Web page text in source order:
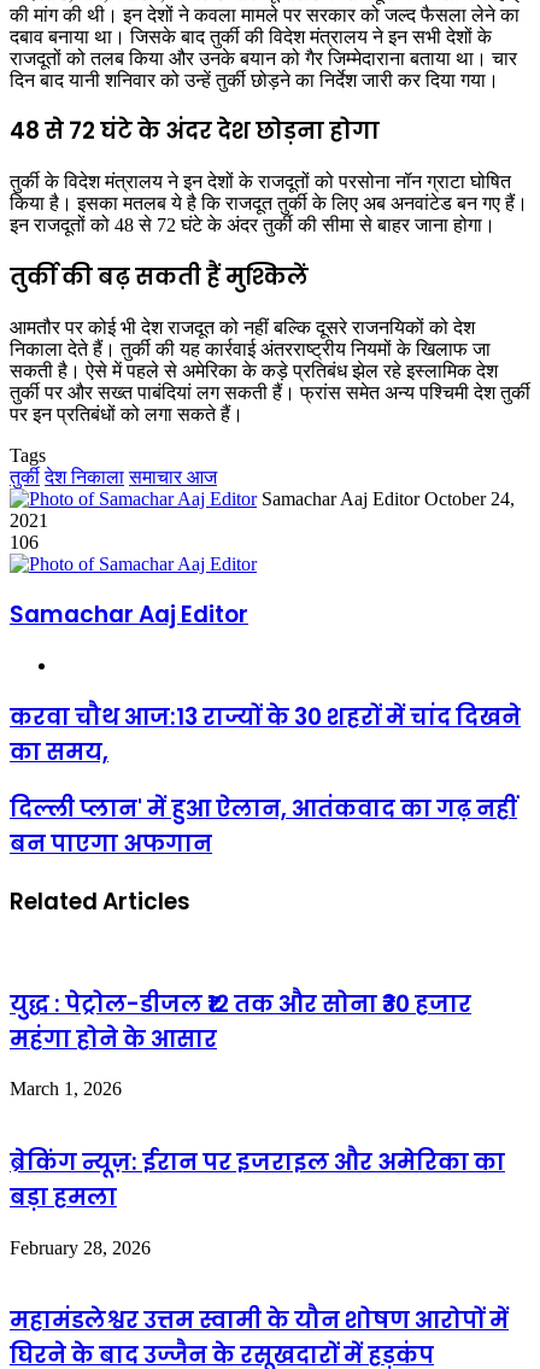
की मांग की थी। इन देशों ने कवला मामले पर सरकार को जल्द फैसला लेने का
दबाव बनाया था। जिसके बाद तुर्की की विदेश मंत्रालय ने इन सभी देशों के
राजदूतों को तलब किया और उनके बयान को गैर जिम्मेदाराना बताया था। चार
दिन बाद यानी शनिवार को उन्हें तुर्की छोड़ने का निर्देश जारी कर दिया गया।
48 से 72 घंटे के अंदर देश छोड़ना होगा
तुर्की के विदेश मंत्रालय ने इन देशों के राजदूतों को परसोना नॉन ग्राटा घोषित
किया है। इसका मतलब ये है कि राजदूत तुर्की के लिए अब अनवांटेड बन गए हैं।
इन राजदूतों को 48 से 72 घंटे के अंदर तुर्की की सीमा से बाहर जाना होगा।
तुर्की की बढ़ सकती हैं मुश्किलें
आमतौर पर कोई भी देश राजदूत को नहीं बल्कि दूसरे राजनयिकों को देश
निकाला देते हैं। तुर्की की यह कार्रवाई अंतरराष्ट्रीय नियमों के खिलाफ जा
सकती है। ऐसे में पहले से अमेरिका के कड़े प्रतिबंध झेल रहे इस्लामिक देश
तुर्की पर और सख्त पाबंदियां लग सकती हैं। फ्रांस समेत अन्य पश्चिमी देश तुर्की
पर इन प्रतिबंधों को लगा सकते हैं।
Tags
तुर्की देश निकाला समाचार आज
Samachar Aaj Editor Send
October 24,
2021
106
Samachar Aaj Editor
करवा चौथ आज:13 राज्यों के 30 शहरों में चांद दिखने
का समय,
दिल्ली प्लान' में हुआ ऐलान, आतंकवाद का गढ़ नहीं
बन पाएगा अफगान
Related Articles
युद्ध : पेट्रोल-डीजल ₹12 तक और सोना ₹30 हजार
महंगा होने के आसार
March 1, 2026
ब्रेकिंग न्यूज़: ईरान पर इजराइल और अमेरिका का
बड़ा हमला
February 28, 2026
महामंडलेश्वर उत्तम स्वामी के यौन शोषण आरोपों में
घिरने के बाद उज्जैन के रसूखदारों में हड़कंप